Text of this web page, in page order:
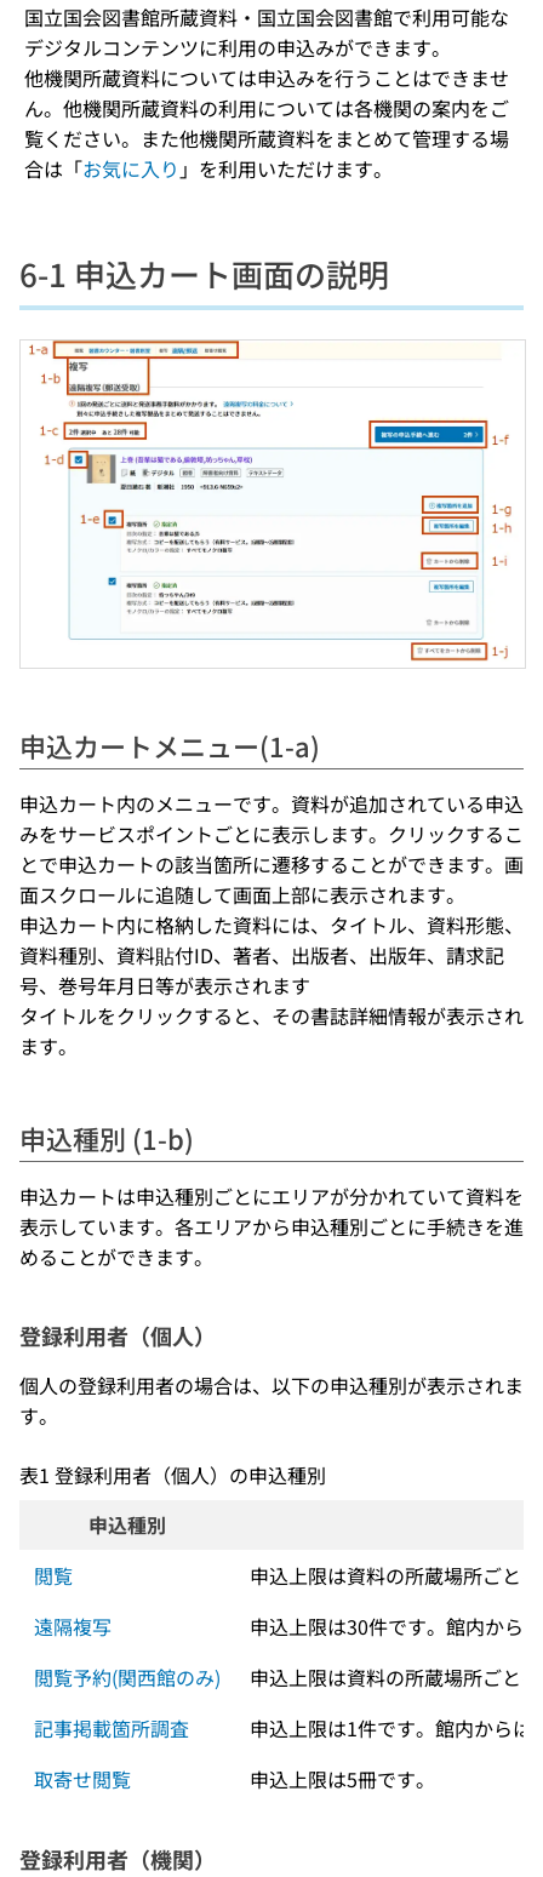
国立国会図書館所蔵資料・国立国会図書館で利用可能な
デジタルコンテンツに利用の申込みができます。
他機関所蔵資料については申込みを行うことはできませ
ん。他機関所蔵資料の利用については各機関の案内をご
覧ください。また他機関所蔵資料をまとめて管理する場
合は「お気に入り 」を利用いただけます。
6-1 申込カート画面の説明
申込カートメニュー(1-a)
申込カート内のメニューです。資料が追加されている申込
みをサービスポイントごとに表示します。クリックするこ
とで申込カートの該当箇所に遷移することができます。画
面スクロールに追随して画面上部に表示されます。
申込カート内に格納した資料には、タイトル、資料形態、
資料種別、資料貼付ID、著者、出版者、出版年、請求記
号、巻号年月日等が表示されます
タイトルをクリックすると、その書誌詳細情報が表示され
ます。
申込種別 (1-b)
申込カートは申込種別ごとにエリアが分かれていて資料を
表示しています。各エリアから申込種別ごとに手続きを進
めることができます。
登録利用者（個人）
個人の登録利用者の場合は、以下の申込種別が表示されま
す。
表1 登録利用者（個人）の申込種別
申込種別
閲覧
申込上限は資料の所蔵場所ごと
遠隔複写
申込上限は30件です。館内から
閲覧予約(関西館のみ)
申込上限は資料の所蔵場所ごと
記事掲載箇所調査
申込上限は1件です。館内からは
取寄せ閲覧
申込上限は5冊です。
登録利用者（機関）